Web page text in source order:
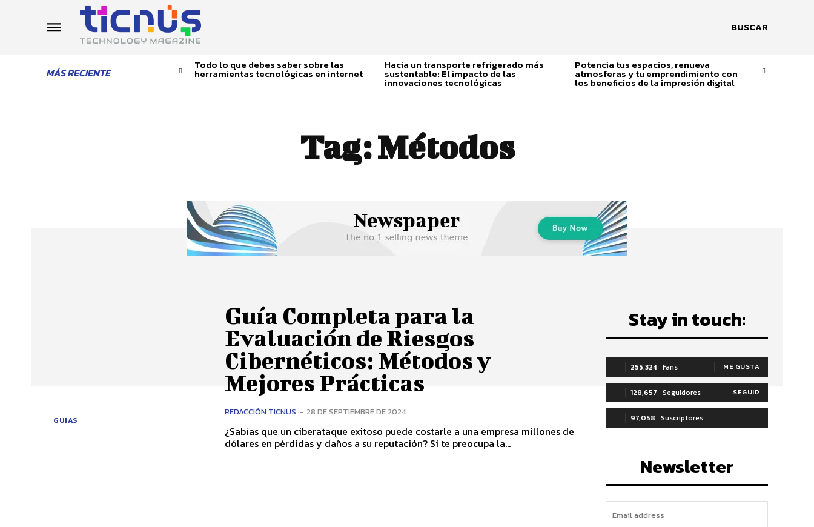
BUSCAR
MÁS RECIENTE
Todo lo que debes saber sobre las
herramientas tecnológicas en internet
Hacia un transporte refrigerado más
sustentable: El impacto de las
innovaciones tecnológicas
Potencia tus espacios, renueva
atmosferas y tu emprendimiento con
los beneficios de la impresión digital
Tag:Métodos
GUIAS
Guía Completa para la
Evaluación de Riesgos
Cibernéticos: Métodos y
Mejores Prácticas
REDACCIÓN TICNUS - 28 DE SEPTIEMBRE DE 2024
¿Sabías que un ciberataque exitoso puede costarle a una empresa millones de
dólares en pérdidas y daños a su reputación? Si te preocupa la...
Stay in touch:
255,324 Fans ME GUSTA
128,657 Seguidores SEGUIR
97,058 Suscriptores
Newsletter